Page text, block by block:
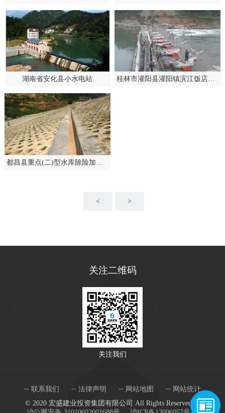
湖南省安化县小水电站 桂林市灌阳县灌阳镇滨江饭店至官塘段整治工程
< >
关注二维码
关注我们
联系我们 法律声明 网站地图
网站统计
© 2020 宏盛建业投资集团有限公司 All Rights Reserved.